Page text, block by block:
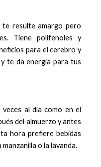
resulte amargo pero
Tiene polifenoles y
para el cerebro y
te da energía para tus
al día como en el
del almuerzo y antes
hora prefiere bebidas
o la lavanda.